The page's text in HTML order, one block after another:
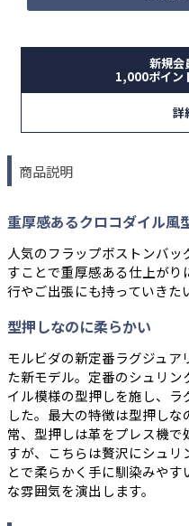
新規会
1,000ポイン
詳
商品説明
重厚感あるクロコダイル風
人気のフラップボストンバ
すことで重厚感ある仕上が
行やご出張にも持っていきた
型押しなのに柔らかい
モルビダの新定番ラグジュ
た新モデル。定番のシュリ
イル模様の型押しを施し、
した。最大の特徴は型押し
常、型押しは革をプレス機
すが、こちらは贅沢にシュ
とで柔らかく手に馴染みや
な雰囲気を演出します。